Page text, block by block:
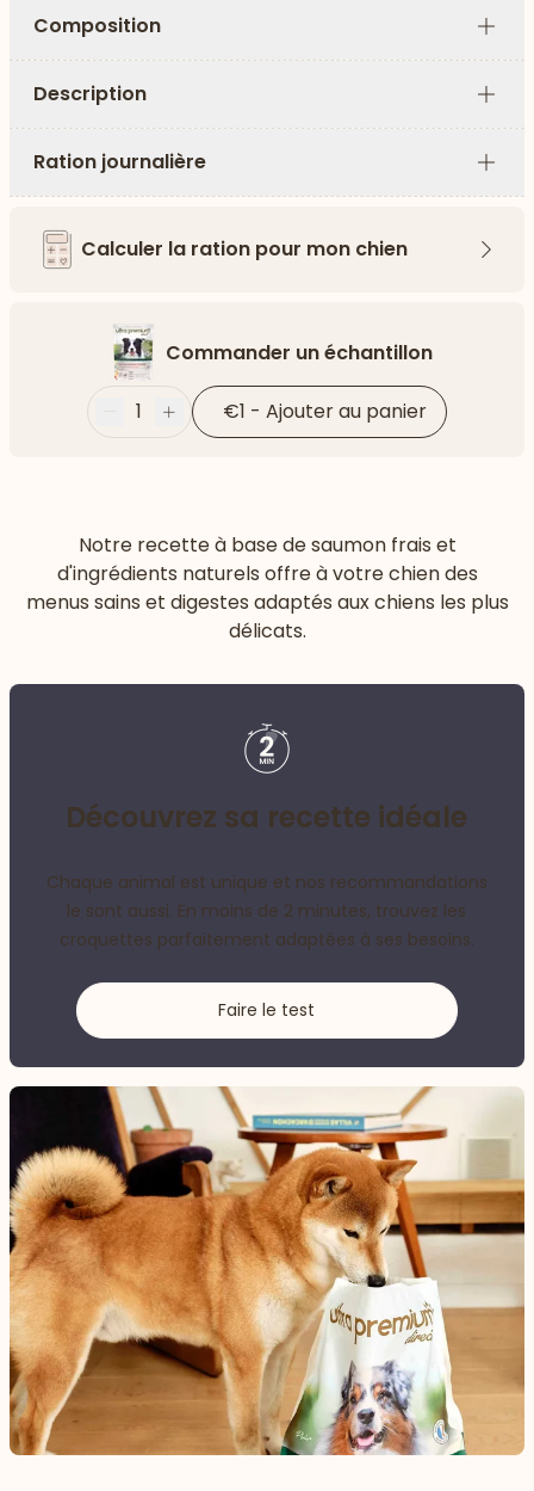
Composition
Plus
Description
Plus
Ration journalière
Plus
Calculer la ration pour mon chien
Commander un échantillon
Moins
1 Plus €1 - Ajouter au panier
Notre recette à base de saumon frais et
d'ingrédients naturels offre à votre chien des
menus sains et digestes adaptés aux chiens les plus
délicats.
Découvrez sa recette idéale
Chaque animal est unique et nos recommandations
le sont aussi. En moins de 2 minutes, trouvez les
croquettes parfaitement adaptées à ses besoins.
Faire le test